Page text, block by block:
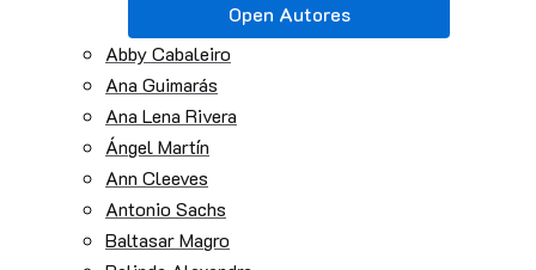
Open Autores
Abby Cabaleiro
Ana Guimarás
Ana Lena Rivera
Ángel Martín
Ann Cleeves
Antonio Sachs
Baltasar Magro